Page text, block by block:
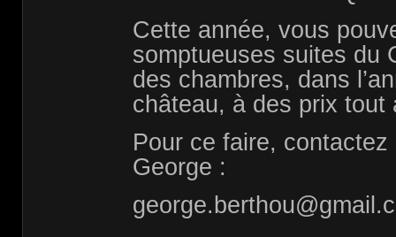
Cette année, vous
somptueuses suites du
des chambres, dans
château, à des prix tout
Pour ce faire,
George :